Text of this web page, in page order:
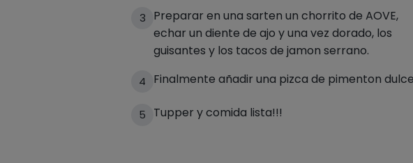
3
Preparar en una sarten un chorrito de AOVE,
echar un diente de ajo y una vez dorado, los
guisantes y los tacos de jamon serrano.
4 Finalmente añadir una pizca de pimenton
5 Tupper y comida lista!!!